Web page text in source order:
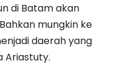
di Batam akan
mungkin ke
daerah yang
Ariastuty.